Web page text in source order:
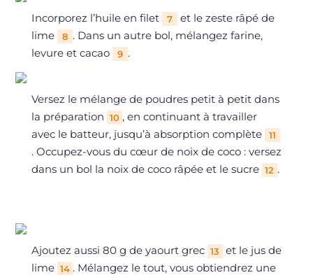
Incorporez l’huile en filet 7
et le zeste râpé de
lime
8 . Dans un autre bol, mélangez farine,
levure et cacao
9 .
Versez le mélange de poudres petit à petit dans
la préparation 10 , en continuant à travailler
avec le batteur, jusqu’à absorption complète
11
. Occupez-vous du cœur de noix de coco : versez
dans un bol la noix de coco râpée et le sucre 12 .
Ajoutez aussi 80 g de yaourt grec 13
et le jus de
lime 14 . Mélangez le tout, vous obtiendrez une